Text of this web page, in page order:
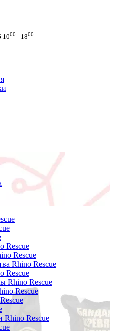
1000 - 1800
Rescue
Rescue
Rhino Rescue
Rescue
Rhino Rescue
Rescue
Rescue